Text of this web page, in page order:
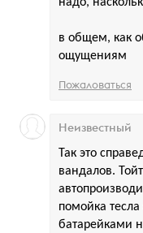
надо,
в общем, как
ощущениям
Пожаловаться
Так это
вандалов.
помойка
батарейками
Неизвестный